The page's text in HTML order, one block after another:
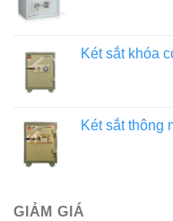
Két sắt khóa
Két sắt thông
GIẢM GIÁ